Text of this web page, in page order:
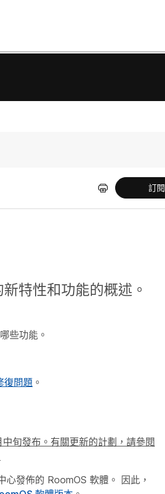
訂閱
特性和功能的概述。
些功能。
復問題 。
旬發布。有關更新的計劃，請參閱
發佈的 RoomOS 軟體。 因此，